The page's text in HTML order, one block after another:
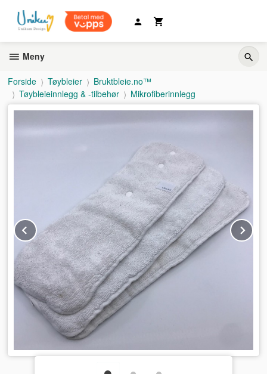
innholdet
Meny
Forside Tøybleier
Bruktbleie.no™
Tøybleieinnlegg & -tilbehør
Mikrofiberinnlegg
Prev